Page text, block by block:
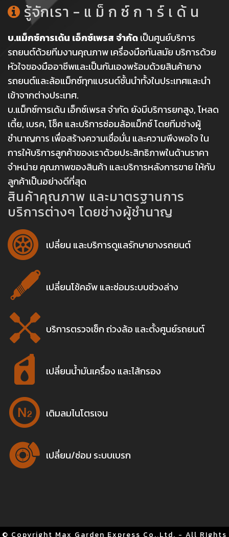
รู้จักเรา - แ ม็ ก ซ์ ก า ร์ เ ด้ น
บ.แม็กซ์การเด้น เอ็กซ์เพรส จำกัดเป็นศูนย์บริการ
รถยนต์ด้วยทีมงานคุณภาพ เครื่องมือทันสมัย บริการด้วย
หัวใจของมืออาชีพและเป็นกันเองพร้อมด้วยสินค้ายาง
รถยนต์และล้อแม็กซ์ทุกแบรนด์ชั้นนำทั้งในประเทศและนำ
เข้าจากต่างประเทศ.
บ.แม็กซ์การเด้น เอ็กซ์เพรส จำกัด ยังมีบริการยกสูง, โหลด
เตี้ย, เบรค, โช็ค และบริการซ่อมล้อแม็กซ์ โดยทีมช่างผู้
ชำนาญการ เพื่อสร้างความเชื่อมั่น และความพึงพอใจ ใน
การให้บริการลูกค้าของเราด้วยประสิทธิภาพในด้านราคา
จำหน่าย คุณภาพของสินค้า และบริการหลังการขาย ให้กับ
ลูกค้าเป็นอย่างดีที่สุด
สินค้าคุณภาพ และมาตรฐานการ
บริการต่างๆ โดยช่างผู้ชำนาญ
เปลี่ยน และบริการดูแลรักษายางรถยนต์
เปลี่ยนโช้คอัพ และซ่อมระบบช่วงล่าง
บริการตรวจเช็ก ถ่วงล้อ และตั้งศูนย์รถยนต์
เปลี่ยนน้ำมันเครื่อง และไส้กรอง
เติมลมไนโตรเจน
เปลี่ยน/ซ่อม ระบบเบรก
© Copyright Max Garden Express Co.,Ltd. - All RIghts